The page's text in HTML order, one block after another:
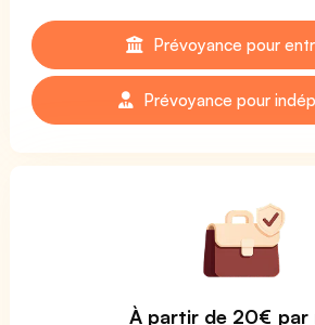
Prévoyance pour
Prévoyance pour
À partir de 20€ par